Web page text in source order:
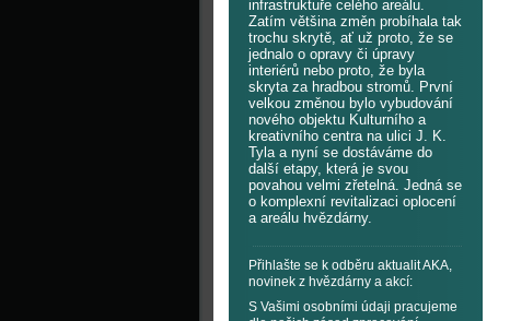
infrastruktuře celého areálu.
Zatím většina změn probíhala tak
trochu skrytě, ať už proto, že se
jednalo o opravy či úpravy
interiérů nebo proto, že byla
skryta za hradbou stromů. První
velkou změnou bylo vybudování
nového objektu Kulturního a
kreativního centra na ulici J. K.
Tyla a nyní se dostáváme do
další etapy, která je svou
povahou velmi zřetelná. Jedná se
o komplexní revitalizaci oplocení
a areálu hvězdárny.
Přihlašte se k odběru aktualit AKA,
novinek z hvězdárny a akcí:
S Vašimi osobními údaji pracujeme